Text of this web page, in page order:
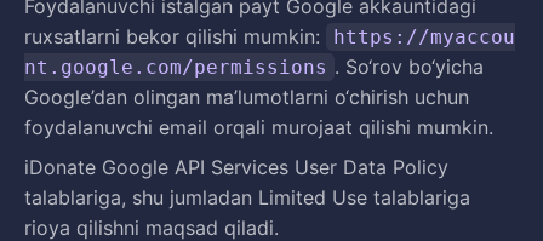
Foydalanuvchi istalgan payt Google akkauntidagi
ruxsatlarni bekor qilishi mumkin:
https://myaccou
nt.google.com/permissions . So‘rov bo‘yicha
Google’dan olingan ma’lumotlarni o‘chirish uchun
foydalanuvchi email orqali murojaat qilishi mumkin.
iDonate Google API Services User Data Policy
talablariga, shu jumladan Limited Use talablariga
rioya qilishni maqsad qiladi.